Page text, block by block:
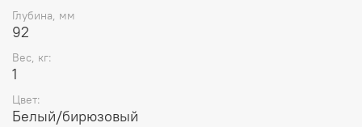
Глубина, мм
92
Вес, кг:
1
Цвет:
Белый/бирюзовый